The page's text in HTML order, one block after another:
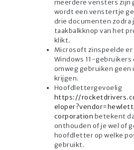
meerdere vensters zijn
wordt een venstertje
drie documenten zodra
taakbalkknop van het
klikt.
Microsoft zinspeelde er
Windows 11-gebruikers
omweg gebruiken geen
krijgen.
Hoofdlettergevoelig
https://
corporation betekent
onthouden of je wel of
hoofdletter op welke
gebruikt.